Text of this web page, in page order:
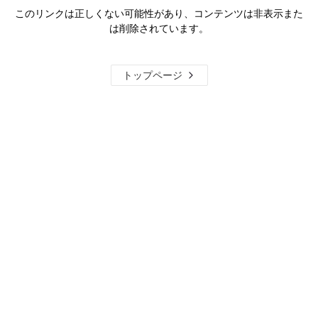
このリンクは正しくない可能性があり、コンテンツは非表示また
は削除されています。
トップページ